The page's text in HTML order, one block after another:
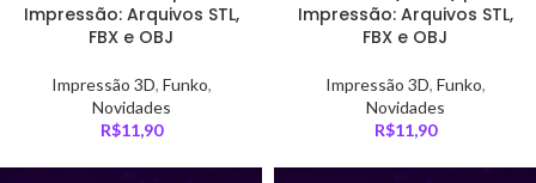
Impressão: Arquivos STL,
FBX e OBJ
Impressão 3D, Funko,
Novidades
R$11,90
Impressão: Arquivos STL,
FBX e OBJ
Impressão 3D, Funko,
Novidades
R$11,90